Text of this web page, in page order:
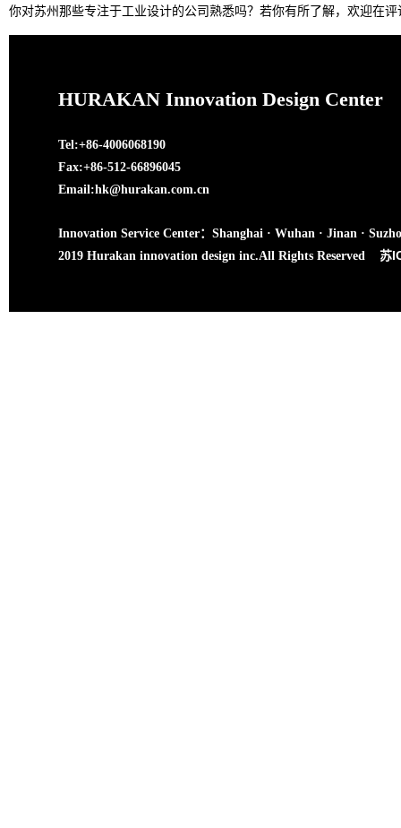
你对苏州那些专注于工业设计的公司熟悉吗？若你有所了解，欢迎在
HURAKAN Innovation Design Center
Tel:+86-4006068190
Fax:+86-512-66896045
Email:hk@hurakan.com.cn
Innovation Service Center：Shanghai · Wuhan · Jinan ·
2019 Hurakan innovation design inc.All Rights Reserved 苏